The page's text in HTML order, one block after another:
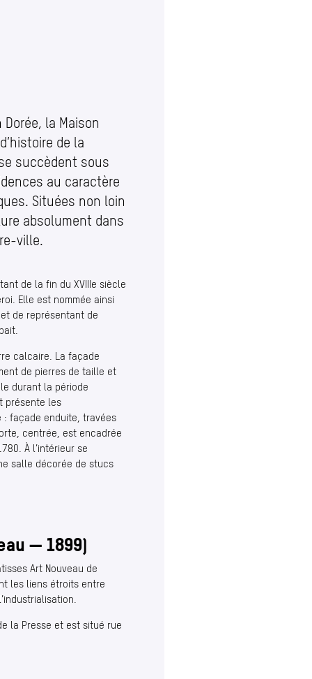
la Maison
de la
succèdent sous
au caractère
Situées non loin
absolument dans
ville.
de la fin du XVIIIe siècle
Elle est nommée ainsi
de représentant de
calcaire. La façade
de pierres de taille et
durant la période
présente les
: façade enduite, travées
centrée, est encadrée
À l’intérieur se
salle décorée de stucs
— 1899)
Art Nouveau de
les liens étroits entre
la Presse et est situé rue